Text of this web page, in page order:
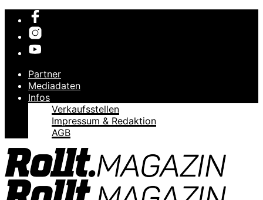
Partner
Mediadaten
Infos
Verkaufsstellen
Impressum & Redaktion
AGB